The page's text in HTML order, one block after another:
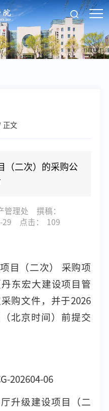
正文
（二次）的采购公
管理处
撰稿：
29
点击： 109
目（二次） 采购项
东宏大建设项目管
购文件，并于2026
北京时间）前提交
202604-06
升级建设项目（二